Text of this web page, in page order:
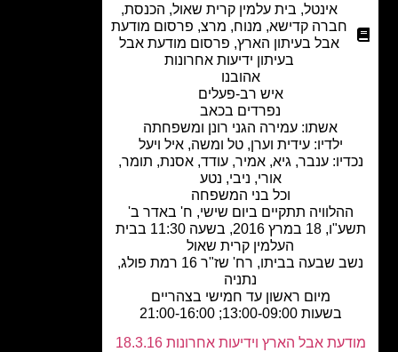
בית עלמין קרית שאול,הכנסת,
חברה קדישא,מנוח,מרצ,פרסום מודעת
אבל בעיתון הארץ,פרסום מודעת אבל
בעיתון ידיעות אחרונות
איש רב-פעלים
נפרדים בכאב
אשתו: עמירה הגני רונן ומשפחתה
ילדיו: עידית וערן, טל ומשה, איל ויעל
ענבר, גיא, אמיר, עודד, אסנת, תומר,
אורי, ניבי, נטע
וכל בני המשפחה
תתקיים ביום שישי, ח' באדר ב'
תשע"ו, 18 במרץ 2016, בשעה 11:30 בבית
העלמין קרית שאול
נשב שבעה בביתו, רח' שז"ר 16 רמת פולג,
מיום ראשון עד חמישי בצהריים
אבל הארץ וידיעות אחרונות 18.3.16